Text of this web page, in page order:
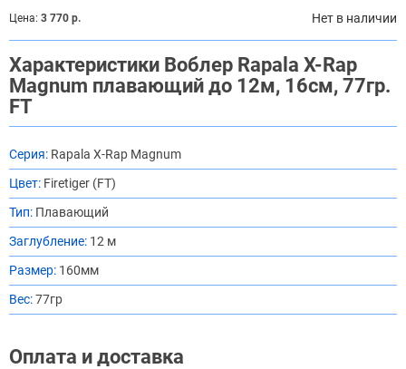
Цена: 3 770 р. Нет в наличии
Характеристики Воблер Rapala X-Rap
Magnum плавающий до 12м, 16см, 77гр.
FT
Серия: Rapala X-Rap Magnum
Цвет: Firetiger (FT)
Тип: Плавающий
Заглубление: 12 м
Размер: 160мм
Вес:77гр
Оплата и доставка